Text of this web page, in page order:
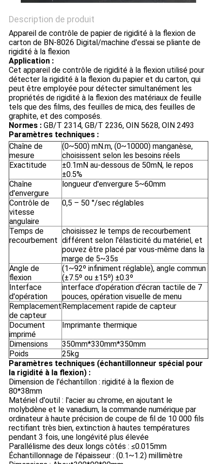
Description de produit
Appareil de contrôle de papier de rigidité à la flexion de
carton de BN-8026 Digital/machine d'essai se pliante de
rigidité à la flexion
Application :
Cet appareil de contrôle de rigidité à la flexion utilisé pour
détecter la rigidité à la flexion du papier et du carton, qui
peut être employée pour détecter simultanément les
propriétés de rigidité à la flexion des matériaux de feuille
tels que des films, des feuilles de mica, des feuilles de
graphite, et des composés.
Normes :GB/T 2314, GB/T 2236, OIN 5628, OIN 2493
Paramètres techniques :
Chaîne de
mesure
(0~500) mN.m, (0~10000) manganèse,
choisissent selon les besoins réels
Exactitude
±0.1mN au-dessous de 50mN, le repos
±0.5%
Chaîne
d'envergure
longueur d'envergure 5~60mm
Contrôle de
vitesse
angulaire
0,5 – 50 °/sec réglables
Temps de
recourbement
choisissez le temps de recourbement
différent selon l'élasticité du matériel, et
pouvez être placé par vous-même dans la
marge de 5~35s
Angle de
flexion
(1~92º infiniment réglable), angle commun
(±7.5º ou ±15º) ±0.3º
Interface
d'opération
interface d'opération d'écran tactile de 7
pouces, opération visuelle de menu
Remplacement
de capteur
Remplacement rapide de capteur
Document
imprimé
Imprimante thermique
Dimensions
350mm*330mm*350mm
Poids
25kg
Paramètres techniques (échantillonneur spécial pour
la rigidité à la flexion) :
Dimension de l'échantillon : rigidité à la flexion de
80*38mm
Matériel d'outil : l'acier au chrome, en ajoutant le
molybdène et le vanadium, la commande numérique par
ordinateur à haute précision de coupe de fil de 10 000 fils
rectifiant très bien, extinction à hautes températures
pendant 3 fois, une longévité plus élevée
Parallélisme des deux longs côtés : ≤0.015mm
Échantillonnage de l'épaisseur : (0.1~1.2) millimètre